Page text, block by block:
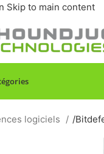
Skip to main content
logiciels /